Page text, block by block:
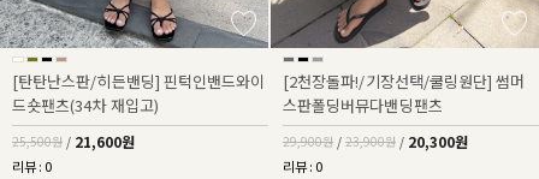
[탄탄난스판/히든밴딩] 핀턱인밴드와이
드숏팬츠(34차 재입고)
25,500원 / 21,600원
리뷰 : 0
[2천장돌파!/기장선택/쿨링원단] 썸머
스판폴딩버뮤다밴딩팬츠
29,900원 / 23,900원 / 20,300원
리뷰 : 0